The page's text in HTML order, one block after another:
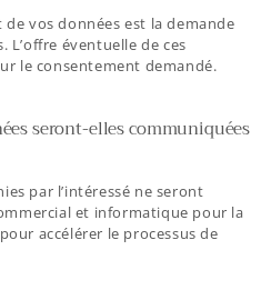
vos données est la demande
éventuelle de ces
le consentement demandé.
seront-elles communiquées
par l’intéressé ne seront
et informatique pour la
accélérer le processus de